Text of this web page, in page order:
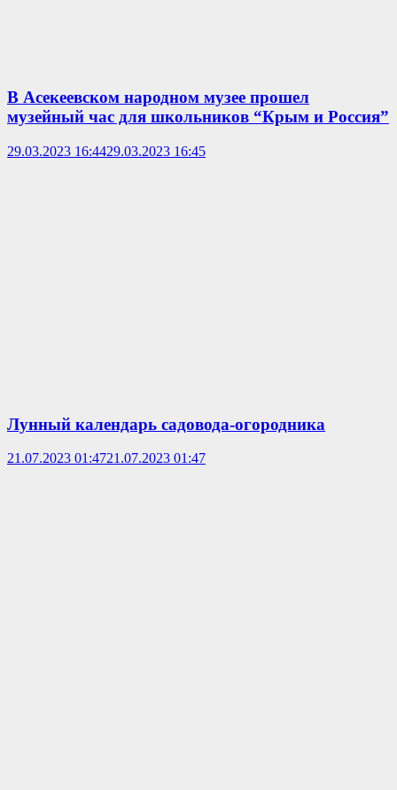
В Асекеевском народном музее прошел
музейный час для школьников “Крым и Россия”
29.03.2023 16:4429.03.2023 16:45
Лунный календарь садовода-огородника
21.07.2023 01:4721.07.2023 01:47